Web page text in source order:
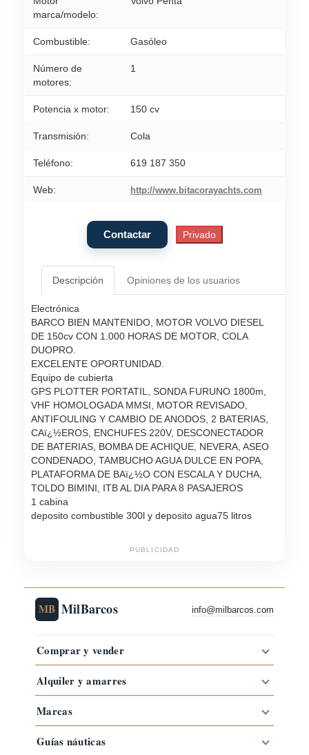
marca/modelo:
Combustible: Gasóleo
Número de
motores:
1
Potencia x motor: 150 cv
Transmisión: Cola
Teléfono: 619 187 350
Web: http://www.bitacorayachts.com
Descripción Opiniones de los usuarios
Electrónica
BARCO BIEN MANTENIDO, MOTOR VOLVO DIESEL
DE 150cv CON 1.000 HORAS DE MOTOR, COLA
DUOPRO.
EXCELENTE OPORTUNIDAD.
Equipo de cubierta
GPS PLOTTER PORTATIL, SONDA FURUNO 1800m,
VHF HOMOLOGADA MMSI, MOTOR REVISADO,
ANTIFOULING Y CAMBIO DE ANODOS, 2 BATERIAS,
CAï¿½EROS, ENCHUFES 220V, DESCONECTADOR
DE BATERIAS, BOMBA DE ACHIQUE, NEVERA, ASEO
CONDENADO, TAMBUCHO AGUA DULCE EN POPA,
PLATAFORMA DE BAï¿½O CON ESCALA Y DUCHA,
TOLDO BIMINI, ITB AL DIA PARA 8 PASAJEROS
1 cabina
deposito combustible 300l y deposito agua75 litros
PUBLICIDAD
MB MilBarcos info@milbarcos.com
Comprar y vender
Alquiler y amarres
Marcas
Guías náuticas